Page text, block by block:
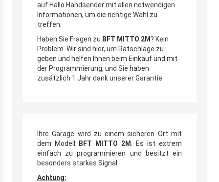
auf Hallo Handsender mit allen notwendigen
Informationen, um die richtige Wahl zu
treffen.
Haben Sie Fragen zu BFT MITTO 2M? Kein
Problem. Wir sind hier, um Ratschläge zu
geben und helfen Ihnen beim Einkauf und mit
der Programmierung, und Sie haben
zusätzlich 1 Jahr dank unserer Garantie.
Ihre Garage wird zu einem sicheren Ort mit
dem Modell BFT MITTO 2M . Es ist extrem
einfach zu programmieren und besitzt ein
besonders starkes Signal.
Achtung: